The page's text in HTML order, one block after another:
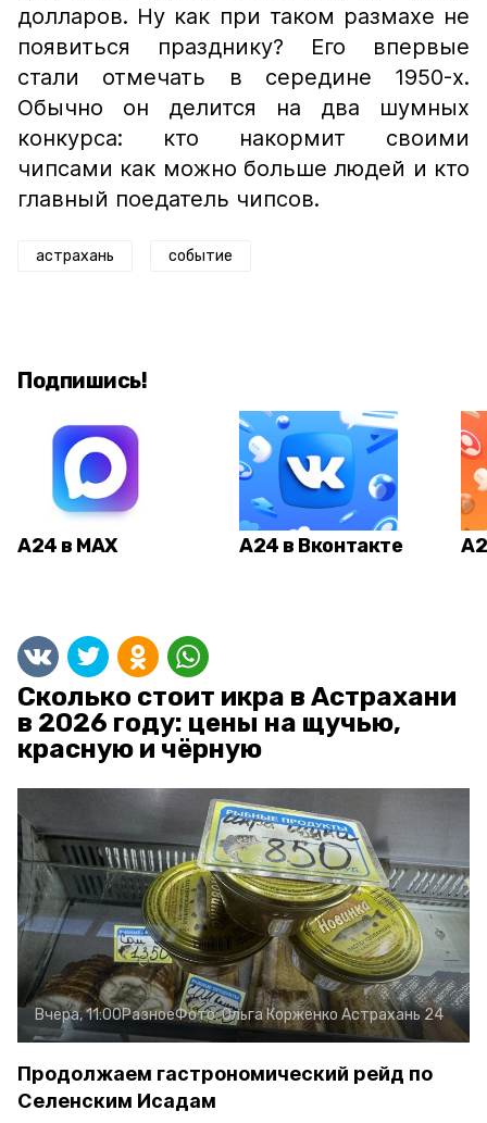
долларов. Ну как при таком размахе не
появиться празднику? Его впервые
стали отмечать в середине 1950-х.
Обычно он делится на два шумных
конкурса: кто накормит своими
чипсами как можно больше людей и кто
главный поедатель чипсов.
астрахань событие
Подпишись!
А24 в MAX А24 в Вконтакте
Сколько стоит икра в Астрахани
в 2026 году: цены на щучью,
красную и чёрную
Вчера, 11:00РазноеФото:Ольга Корженко Астрахань 24
Продолжаем гастрономический рейд по
Селенским Исадам